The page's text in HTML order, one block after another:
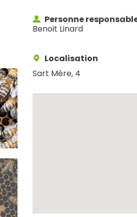
Personne
Benoit Linard
Localisation
Sart Mère, 4